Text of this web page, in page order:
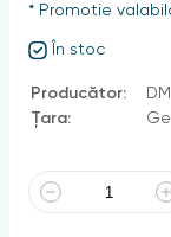
* Promotie
În stoc
Producător:
DM
Țara: